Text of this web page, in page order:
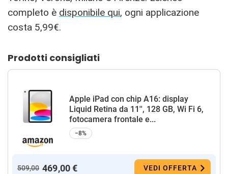
completo è disponibile qui, ogni applicazione
costa 5,99€.
Prodotti consigliati
Apple iPad con chip A16: display
Liquid Retina da 11'', 128 GB, Wi Fi 6,
fotocamera frontale e...
−8%
509,00 469,00 € VEDI OFFERTA